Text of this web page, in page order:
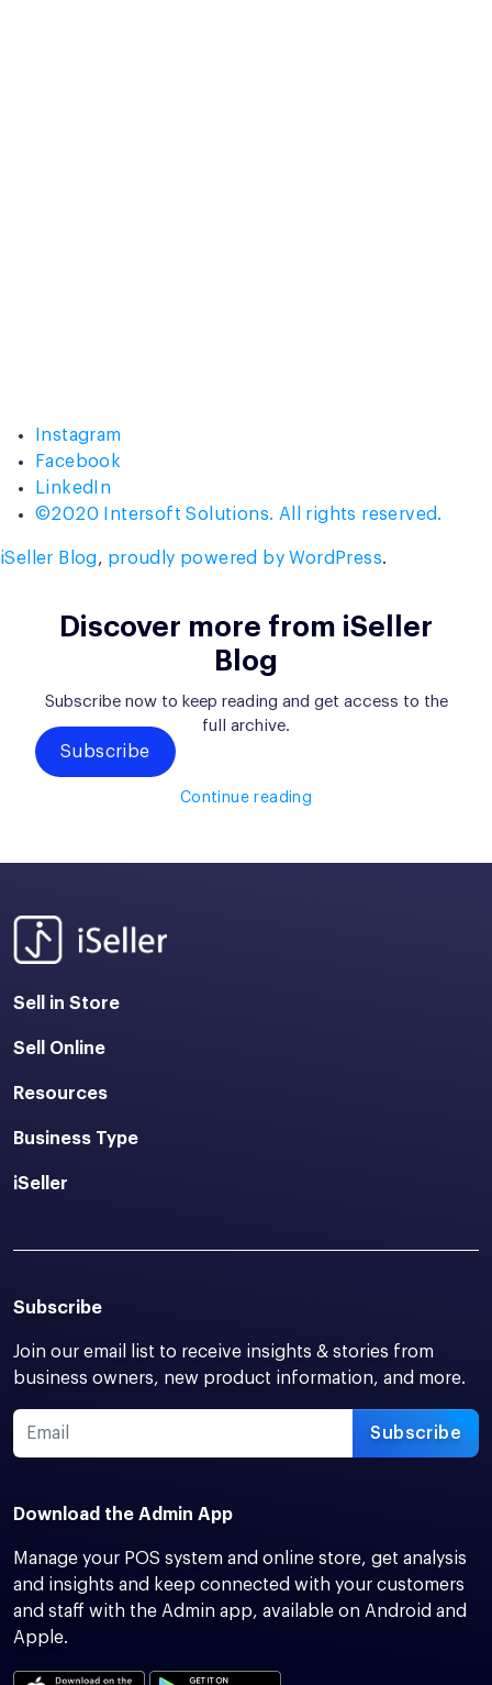
Instagram
Facebook
LinkedIn
©2020 Intersoft Solutions. All rights reserved.
iSeller Blog, proudly powered by WordPress.
Discover more from iSeller
Blog
Subscribe now to keep reading and get access to the
full archive.
Subscribe
Continue reading
Sell in Store
Sell Online
Resources
Business Type
iSeller
Subscribe
Join our email list to receive insights & stories from
business owners, new product information, and more.
Subscribe
Download the Admin App
Manage your POS system and online store, get analysis
and insights and keep connected with your customers
and staff with the Admin app, available on Android and
Apple.